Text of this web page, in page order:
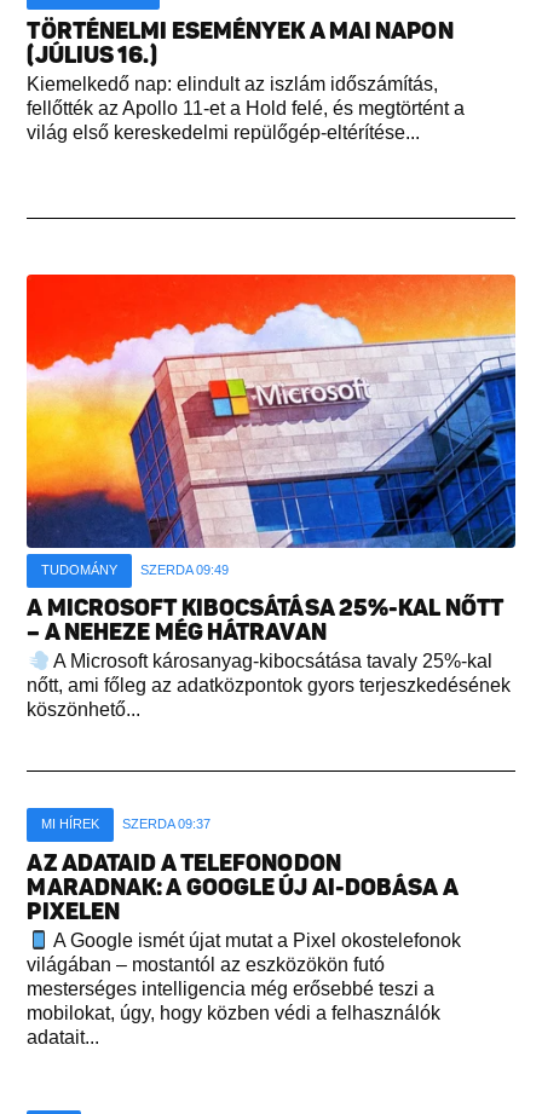
TÖRTÉNELMI ESEMÉNYEK A MAI NAPON
(JÚLIUS 16.)
Kiemelkedő nap: elindult az iszlám időszámítás,
fellőtték az Apollo 11-et a Hold felé, és megtörtént a
világ első kereskedelmi repülőgép-eltérítése...
TUDOMÁNY SZERDA 09:49
A MICROSOFT KIBOCSÁTÁSA 25%-KAL NŐTT
– A NEHEZE MÉG HÁTRAVAN
A Microsoft károsanyag-kibocsátása tavaly 25%-kal
nőtt, ami főleg az adatközpontok gyors terjeszkedésének
köszönhető...
MI HÍREK SZERDA 09:37
AZ ADATAID A TELEFONODON
MARADNAK: A GOOGLE ÚJ AI-DOBÁSA A
PIXELEN
A Google ismét újat mutat a Pixel okostelefonok
világában – mostantól az eszközökön futó
mesterséges intelligencia még erősebbé teszi a
mobilokat, úgy, hogy közben védi a felhasználók
adatait...